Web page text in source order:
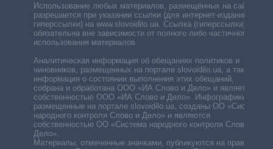
Использование любых материалов, размещённых на сайте,
разрешается при указании ссылки (для интернет-изданий —
гиперссылки) на www.slovoidilo.ua. Ссылка (гиперссылка)
обязательна вне зависимости от полного либо частичного
использования материалов.
Аналитическая информация об обещаниях политиков и
чиновников, размещенных на портале slovoidilo.ua, а также
информация о состоянии выполнения этих обещаний,
собрана и обработана ООО «ИА Слово и Дело» и является
собственностью ООО «ИА Слово и Дело». Инфографики,
размещенные на портале slovoidilo.ua, созданы ОО «Система
народного контроля Слово и Дело» и являются
собственностью ОО «Система народного контроля Слово и
Дело».
Материалы, отмеченные значками, публикуются на правах